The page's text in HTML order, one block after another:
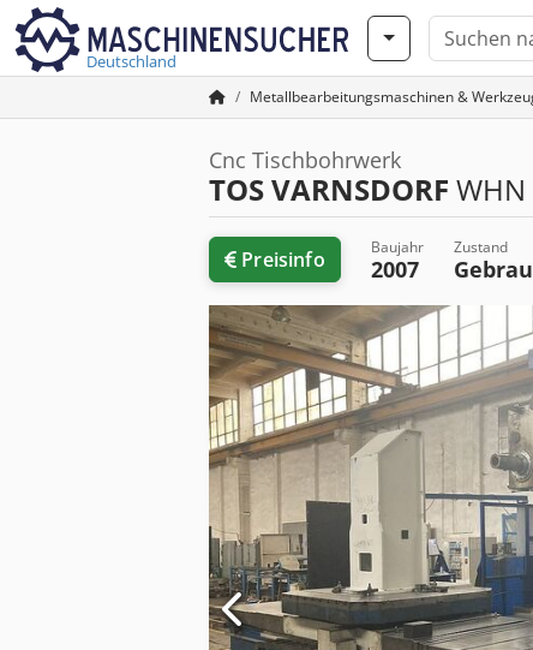
Deutschland
Metallbearbeitungsmaschinen &
Cnc Tischbohrwerk
TOS VARNSDORF WHN
Preisinfo Baujahr
2007
Zustand